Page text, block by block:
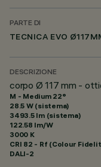
PARTE DI
TECNICA EVO
DESCRIZIONE
corpo Ø 117 mm -
M - Medium 22°
28.5 W (sistema)
3493.5 lm (sistema)
122.58 lm/W
3000 K
CRI 82 - Rf (Colour
DALI-2